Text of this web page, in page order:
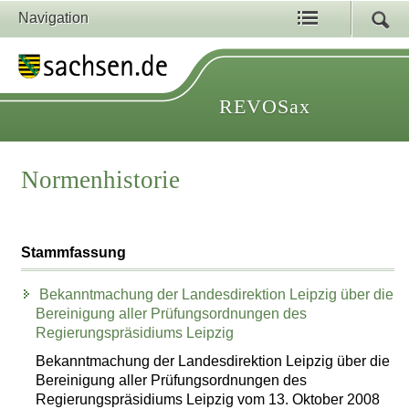
Navigation
REVOSax
Normenhistorie
Stammfassung
Bekanntmachung der Landesdirektion Leipzig über die
Bereinigung aller Prüfungsordnungen des
Regierungspräsidiums Leipzig
Bekanntmachung der Landesdirektion Leipzig über die
Bereinigung aller Prüfungsordnungen des
Regierungspräsidiums Leipzig vom 13. Oktober 2008